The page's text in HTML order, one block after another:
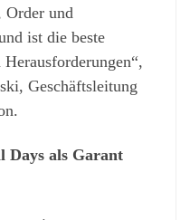
Order und
ist die beste
Geschäftsleitung
Days als Garant